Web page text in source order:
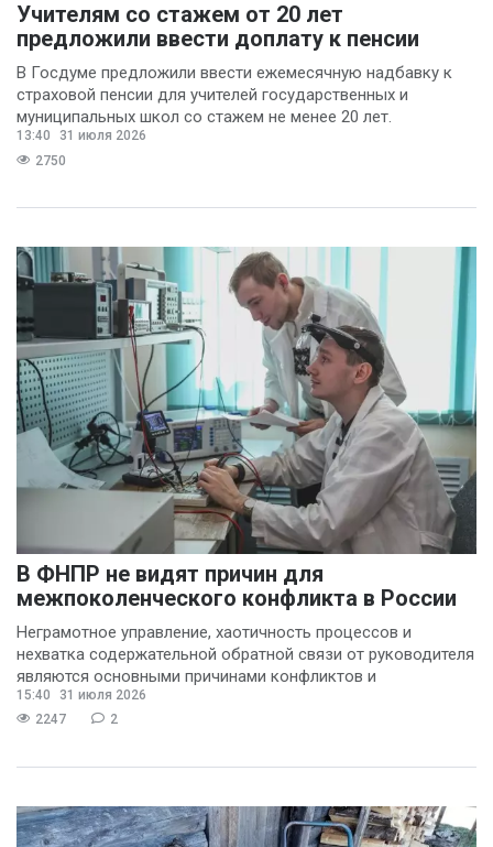
Учителям со стажем от 20 лет
предложили ввести доплату к пенсии
В Госдуме предложили ввести ежемесячную надбавку к
страховой пенсии для учителей государственных и
муниципальных школ со стажем не менее 20 лет.
13:40
31 июля 2026
2750
В ФНПР не видят причин для
межпоколенческого конфликта в России
Неграмотное управление, хаотичность процессов и
нехватка содержательной обратной связи от руководителя
являются основными причинами конфликтов и
раздражения в
15:40
31 июля 2026
2247
2